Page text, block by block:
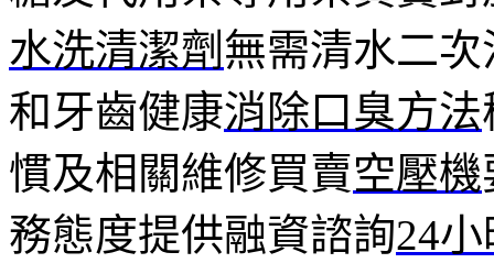
水洗清潔劑 無需清水二
和牙齒健康消除口臭方法
慣及相關維修買賣空壓機
務態度提供融資諮詢24